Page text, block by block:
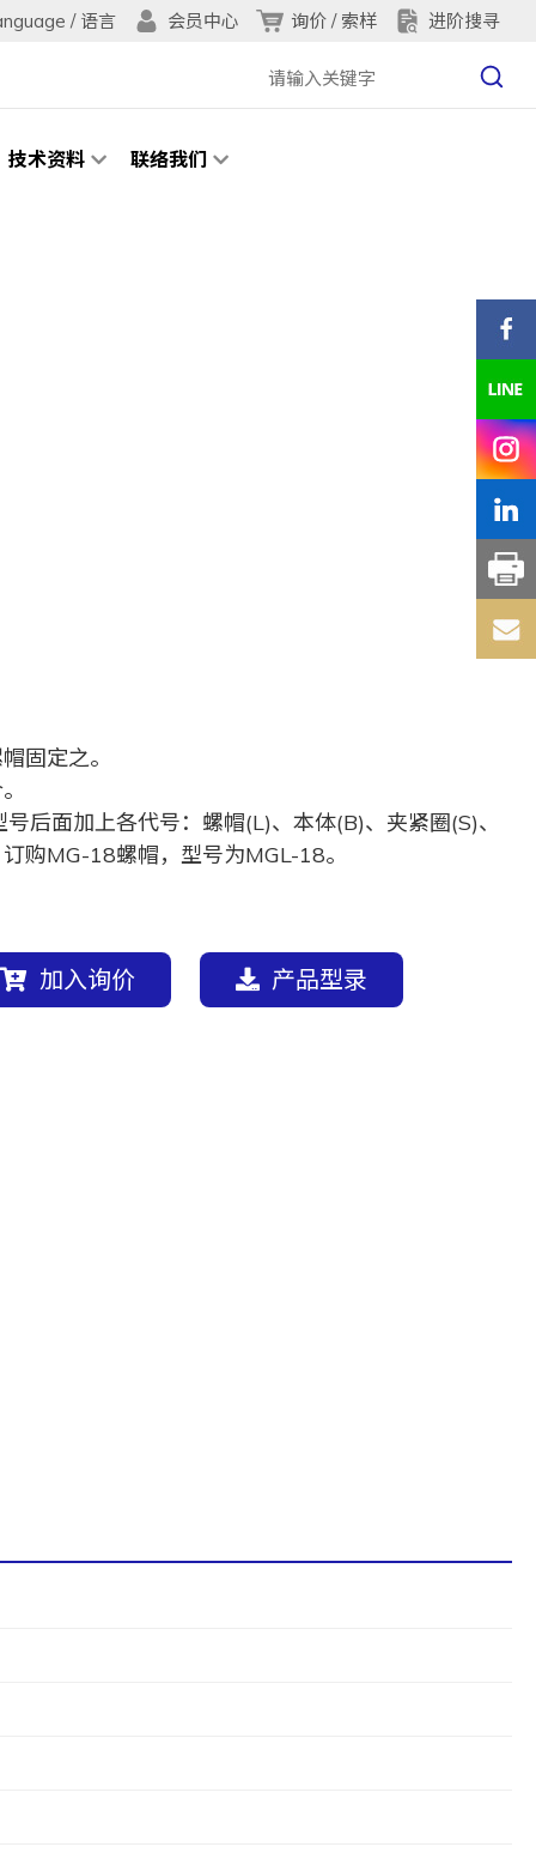
/ 语言 会员中心 询价 / 索样 进阶搜寻
技术资料 联络我们
固定之。
后面加上各代号：螺帽(L)、本体(B)、夹紧圈(S)、
购MG-18螺帽，型号为MGL-18。
加入询价 产品型录